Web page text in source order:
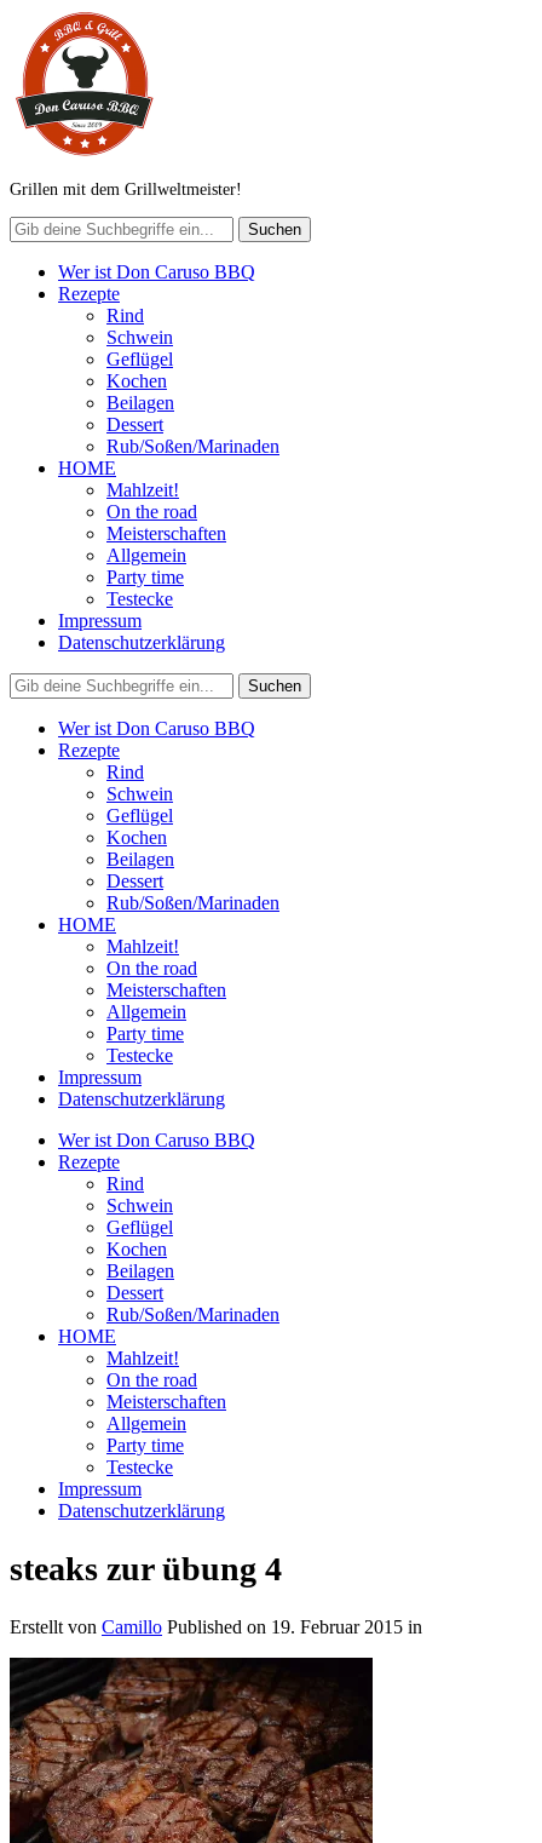
Grillen mit dem Grillweltmeister!
Wer ist Don Caruso BBQ
Rezepte
Rind
Schwein
Geflügel
Kochen
Beilagen
Dessert
Rub/Soßen/Marinaden
HOME
Mahlzeit!
On the road
Meisterschaften
Allgemein
Party time
Testecke
Impressum
Datenschutzerklärung
Wer ist Don Caruso BBQ
Rezepte
Rind
Schwein
Geflügel
Kochen
Beilagen
Dessert
Rub/Soßen/Marinaden
HOME
Mahlzeit!
On the road
Meisterschaften
Allgemein
Party time
Testecke
Impressum
Datenschutzerklärung
Wer ist Don Caruso BBQ
Rezepte
Rind
Schwein
Geflügel
Kochen
Beilagen
Dessert
Rub/Soßen/Marinaden
HOME
Mahlzeit!
On the road
Meisterschaften
Allgemein
Party time
Testecke
Impressum
Datenschutzerklärung
steaks zur übung 4
Erstellt von Camillo Published on 19. Februar 2015 in